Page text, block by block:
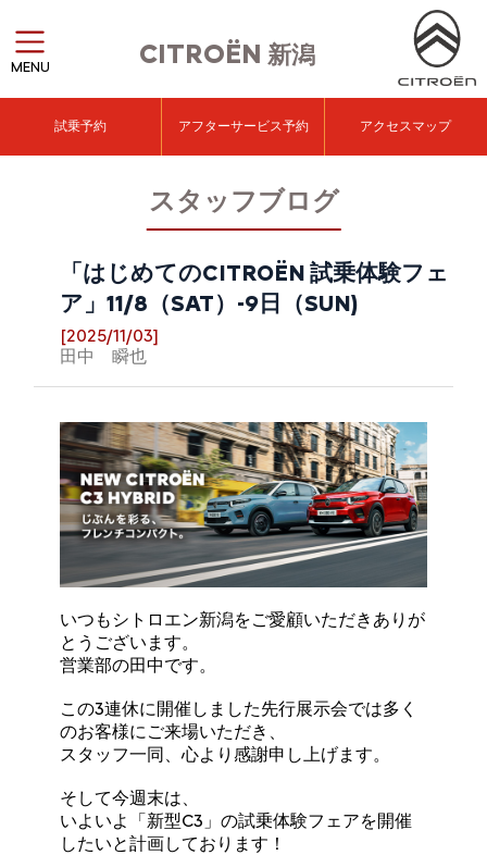
CITROËN 新潟
MENU
試乗予約 アフターサービス予約 アクセスマップ
スタッフブログ
「はじめてのCITROËN 試乗体験フェ
ア」11/8（SAT）-9日（SUN)
[2025/11/03]
田中 瞬也
いつもシトロエン新潟をご愛顧いただきありが
とうございます。
営業部の田中です。
この3連休に開催しました先行展示会では多く
のお客様にご来場いただき、
スタッフ一同、心より感謝申し上げます。
そして今週末は、
いよいよ「新型C3」の試乗体験フェアを開催
したいと計画しております！